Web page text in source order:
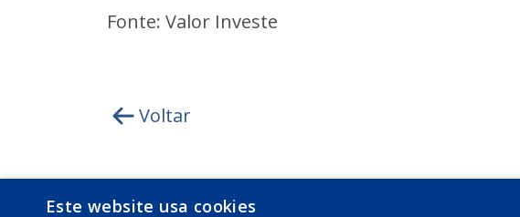
Fonte: Valor Investe
Voltar
Este website usa cookies